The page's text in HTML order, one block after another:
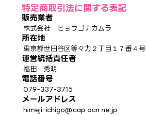
特定商取引法に関する表記
販売業者
株式会社 ヒョウゴナカムラ
所在地
東京都世田谷区等々力２丁目１７番４号
運営統括責任者
福田 秀明
電話番号
079-337-3715
メールアドレス
himeji-ichigo@cap.ocn.ne.jp